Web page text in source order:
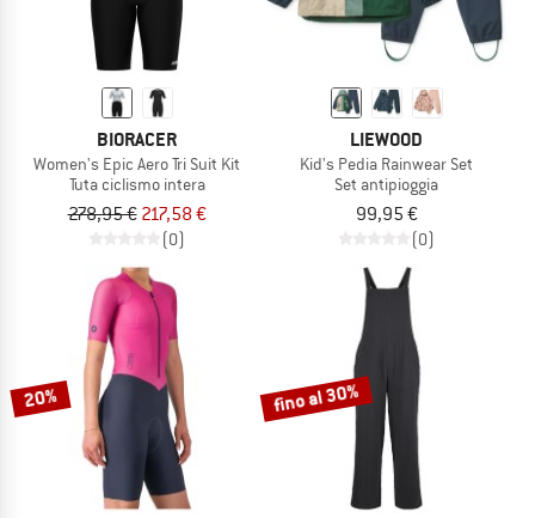
BIORACER
Women's Epic Aero Tri Suit Kit
Tuta ciclismo intera
278,95 € 217,58 €
(0)
LIEWOOD
Kid's Pedia Rainwear Set
Set antipioggia
99,95 €
(0)
20% fino al 30%